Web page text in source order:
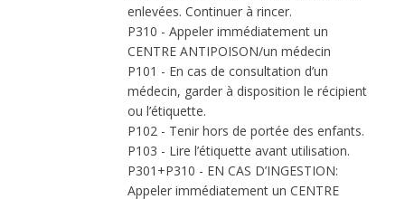
enlevées. Continuer à rincer.
P310 - Appeler immédiatement un
CENTRE ANTIPOISON/un médecin
P101 - En cas de consultation d’un
médecin, garder à disposition le récipient
ou l’étiquette.
P102 - Tenir hors de portée des enfants.
P103 - Lire l’étiquette avant utilisation.
P301+P310 - EN CAS D’INGESTION:
Appeler immédiatement un CENTRE